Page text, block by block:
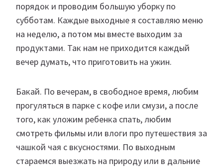
порядок и проводим большую уборку по
субботам. Каждые выходные я составляю меню
на неделю, а потом мы вместе выходим за
продуктами. Так нам не приходится каждый
вечер думать, что приготовить на ужин.
Бакай. По вечерам, в свободное время, любим
прогуляться в парке с кофе или смузи, а после
того, как уложим ребенка спать, любим
смотреть фильмы или влоги про путешествия за
чашкой чая с вкусностями. По выходным
стараемся выезжать на природу или в дальние